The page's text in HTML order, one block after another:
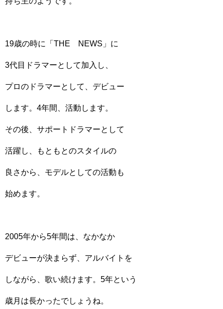
19歳の時に「THE NEWS」に
3代目ドラマーとして加入し、
プロのドラマーとして、デビュー
します。4年間、活動します。
その後、サポートドラマーとして
活躍し、もともとのスタイルの
良さから、モデルとしての活動も
始めます。
2005年から5年間は、なかなか
デビューが決まらず、アルバイトを
しながら、歌い続けます。5年という
歳月は長かったでしょうね。